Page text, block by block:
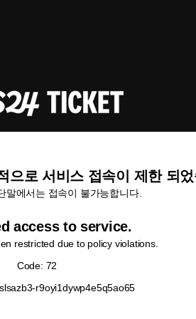
으로 서비스 접속이 제한 되
말에서는 접속이 불가능합니다.
access to service.
restricted due to policy violations.
Code: 72
r9oyi1dywp4e5q5ao65